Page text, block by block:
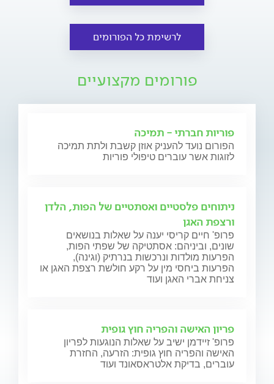
לרשימת כל הפורומים
פורומים מקצועיים
פוריות חברתי - תמיכה
הפורום נועד להעניק אוזן קשבת ולתת תמיכה
לזוגות אשר עוברים טיפולי פוריות
ניתוחים פלסטיים ואסתטיים של הפות, הלדן
ורצפת האגן
פרופ' חיים קריסי יענה על שאלות בנושאים
שונים, וביניהם: אסתטיקה של שפתי הפות,
הפרעות מולדות ונרכשות בנרתיק (וגינה),
הפרעות ביחסי מין על רקע חולשת רצפת האגן או
צניחת אברי האגן ועוד
פריון האישה והפריה חוץ גופית
פרופ' זיידמן ישיב על שאלות הנוגעות לפריון
האישה והפריה חוץ גופית: הזרעה, החזרת
עוברים, בדיקת אלטראסאונד ועוד